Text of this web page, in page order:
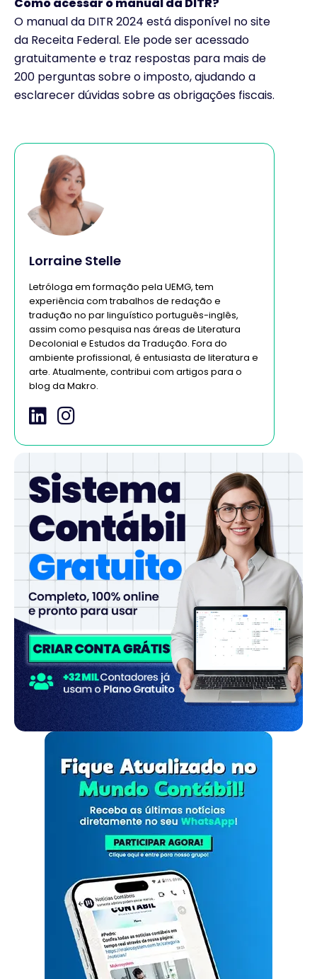
O manual da DITR 2024 está disponível no site
da Receita Federal. Ele pode ser acessado
gratuitamente e traz respostas para mais de
200 perguntas sobre o imposto, ajudando a
esclarecer dúvidas sobre as obrigações fiscais.
Lorraine Stelle
Letróloga em formação pela UEMG, tem
experiência com trabalhos de redação e
tradução no par linguístico português-inglês,
assim como pesquisa nas áreas de Literatura
Decolonial e Estudos da Tradução. Fora do
ambiente profissional, é entusiasta de literatura e
arte. Atualmente, contribui com artigos para o
blog da Makro.